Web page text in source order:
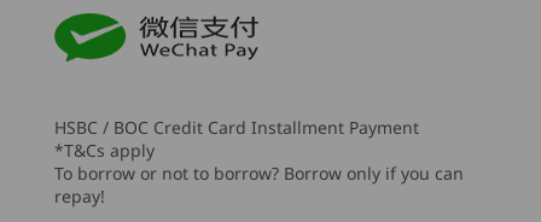
你的日常好夥伴
輕便易攜
9MP MIPI 網絡攝影機
IR 攝影機
連接性
處理器
作業系統
處理器
Processor 258V
HSBC / BOC Credit Card Installment Payment
*T&Cs apply
To borrow or not to borrow? Borrow only if you can
repay!